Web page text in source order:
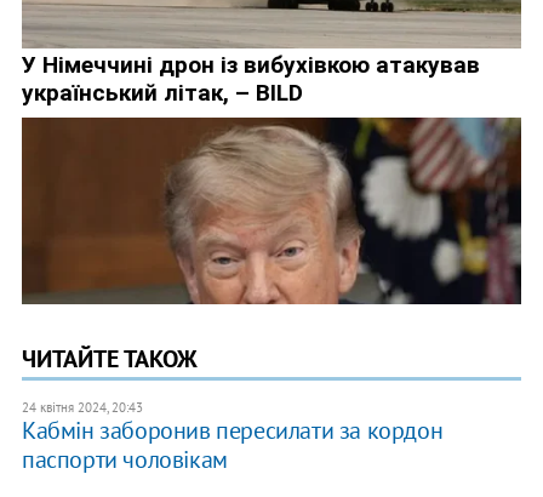
ЧИТАЙТЕ ТАКОЖ
24 квітня 2024, 20:43
Кабмін заборонив пересилати за кордон
паспорти чоловікам